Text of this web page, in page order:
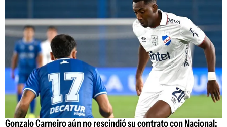
Gonzalo Carneiro aún no rescindió su contrato con Nacional: